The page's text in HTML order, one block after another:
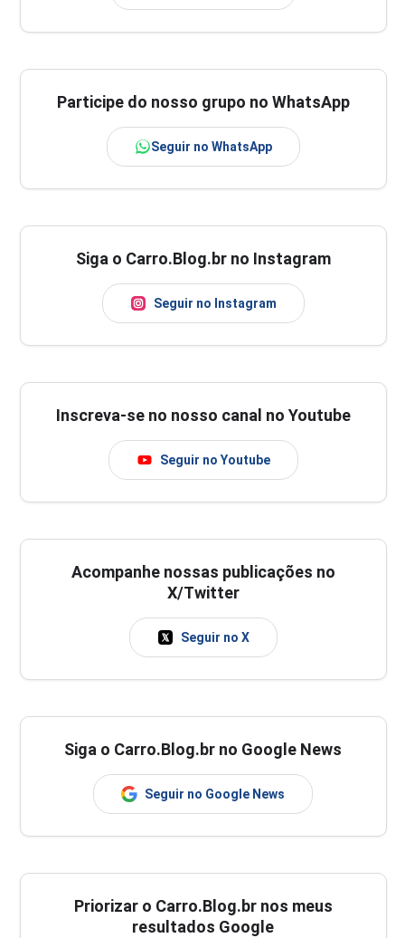
Participe do nosso grupo no WhatsApp
Seguir no WhatsApp
Siga o Carro.Blog.br no Instagram
Seguir no Instagram
Inscreva-se no nosso canal no Youtube
Seguir no Youtube
Acompanhe nossas publicações no
X/Twitter
Seguir no X
Siga o Carro.Blog.br no Google News
Seguir no Google News
Priorizar o Carro.Blog.br nos meus
resultados Google